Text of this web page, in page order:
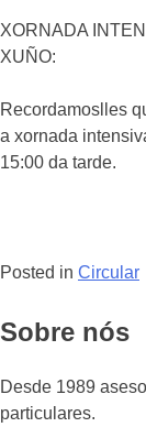
XORNADA
XUÑO:
Recordamoslles
a xornada
15:00 da tarde.
Posted in Circular
Sobre nós
Desde 1989
particulares.